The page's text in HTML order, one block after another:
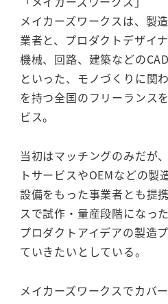
メイカーズワークスは、製
業者と、プロダクトデザイ
機械、回路、建築などの
といった、モノづくりに関
を持つ全国のフリーランス
ビス。
当初はマッチングのみだが
トサービスやOEMなどの製
設備をもった事業者とも提
スで試作・量産段階になった
プロダクトアイデアの製造
ていきたいとしている。
メイカーズワークスでカバ